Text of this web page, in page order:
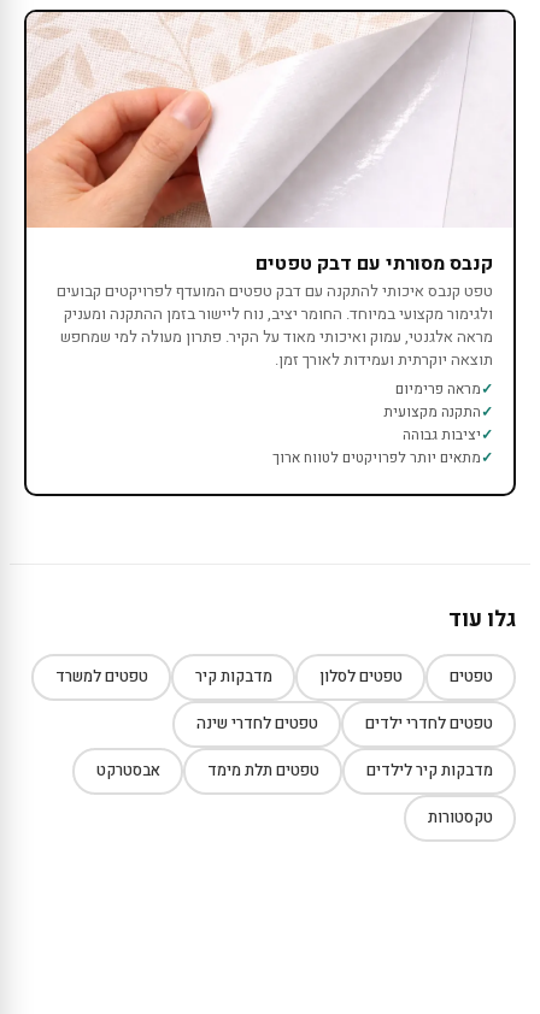
קנבס מסורתי עם דבק טפטים
טפט קנבס איכותי להתקנה עם דבק טפטים המועדף לפרויקטים קבועים
ולגימור מקצועי במיוחד. החומר יציב, נוח ליישור בזמן ההתקנה ומעניק
מראה אלגנטי, עמוק ואיכותי מאוד על הקיר. פתרון מעולה למי שמחפש
תוצאה יוקרתית ועמידות לאורך זמן.
מראה פרימיום
התקנה מקצועית
יציבות גבוהה
מתאים יותר לפרויקטים לטווח ארוך
גלו עוד
טפטים טפטים לסלון מדבקות קיר טפטים למשרד
טפטים לחדרי ילדים טפטים לחדרי שינה
מדבקות קיר לילדים טפטים תלת מימד אבסטרקט
טקסטורות